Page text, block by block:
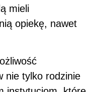
mieli
opiekę, nawet
nie tylko rodzinie